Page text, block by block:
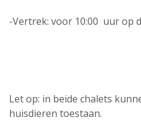
-Vertrek: voor 10:00 uur op
Let op: in beide chalets
huisdieren toestaan.